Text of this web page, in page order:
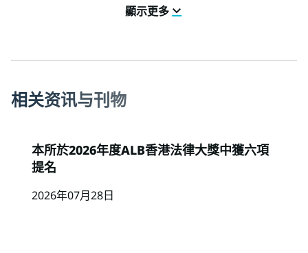
顯示更多
相关资讯与刊物
本所於2026年度ALB香港法律大獎中獲六項
提名
2026年07月28日